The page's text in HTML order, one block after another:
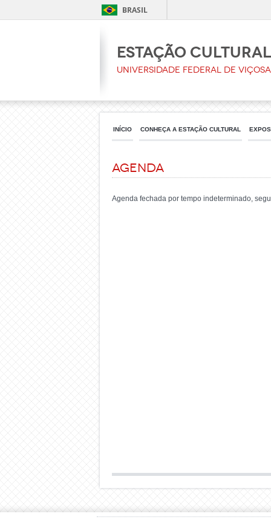
BRASIL
Estação Cultural
Universidade Federal de Viçosa
INÍCIO CONHEÇA A ESTAÇÃO CULTURAL
Agenda
Agenda fechada por tempo indeterminado,